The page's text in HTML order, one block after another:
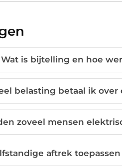
Wat is bijtelling en hoe
belasting betaal ik
zoveel mensen
aftrek